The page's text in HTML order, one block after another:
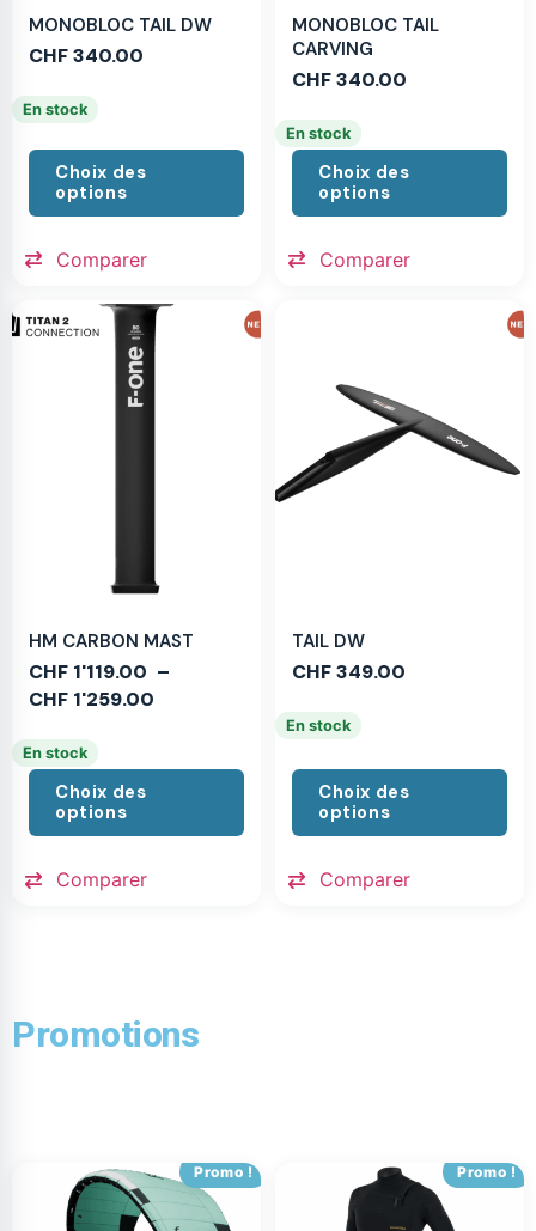
MONOBLOC TAIL DW
CHF340.00
En stock
Choix des
options
Comparer
MONOBLOC TAIL
CARVING
CHF340.00
En stock
Choix des
options
Comparer
HM CARBON MAST
CHF 1'119.00 –
CHF 1'259.00
En stock
Choix des
options
Comparer
TAIL DW
CHF349.00
En stock
Choix des
options
Comparer
Promotions
Promo ! Promo !